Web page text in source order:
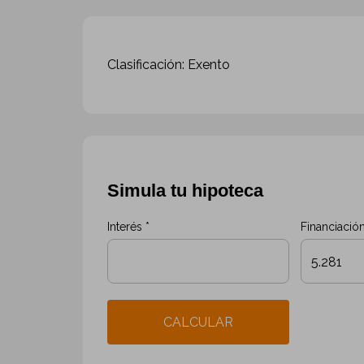
Clasificación: Exento
Simula tu hipoteca
Interés *
CALCULAR